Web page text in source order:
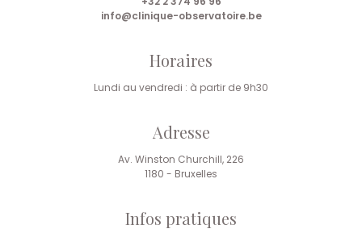
info@clinique-observatoire.be
Horaires
Lundi au vendredi : à partir de 9h30
Adresse
Av. Winston Churchill, 226
1180 - Bruxelles
Infos pratiques